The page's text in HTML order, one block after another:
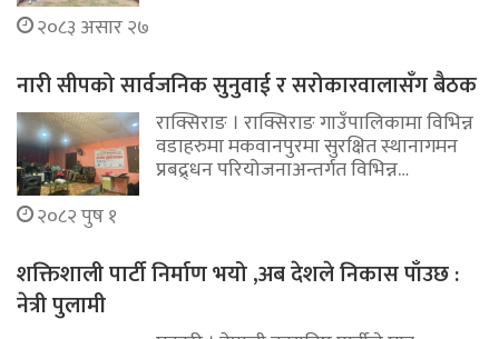
२०८३ असार २७
नारी सीपको सार्वजनिक सुनुवाई र सरोकारवालासँग बैठक
राक्सिराङ । राक्सिराङ गाउँपालिकामा विभिन्न
वडाहरुमा मकवानपुरमा सुरक्षित स्थानागमन
प्रबद्र्धन परियोजनाअन्तर्गत विभिन्न…
२०८२ पुष १
शक्तिशाली पार्टी निर्माण भयो ,अब देशले निकास पाँउछ :
नेत्री पुलामी